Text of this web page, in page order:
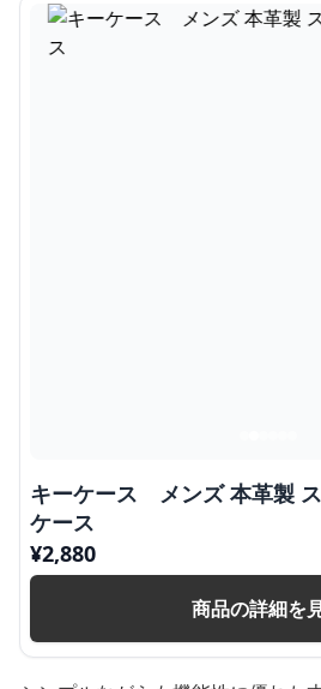
キーケース メンズ 本革製
ケース
¥2,880
商品の詳細を